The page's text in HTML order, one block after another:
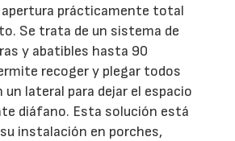
apertura prácticamente total
Se trata de un sistema de
y abatibles hasta 90
recoger y plegar todos
un lateral para dejar el espacio
diáfano. Esta solución está
instalación en porches,